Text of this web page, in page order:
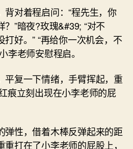
对着程启问：“程先生，你
”暗夜?玫瑰&#39; “对不
好。” “再给你一次机会，不
李老师安慰程启。
平复一下情绪，手臂挥起，重
痕立刻出现在小李老师的屁
弹性，借着木棒反弹起来的距
打在了小李老师的屁股上，